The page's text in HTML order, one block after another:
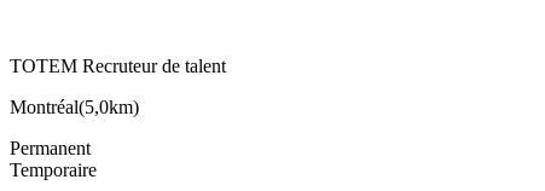
TOTEM Recruteur de talent
Montréal(5,0km)
Permanent
Temporaire